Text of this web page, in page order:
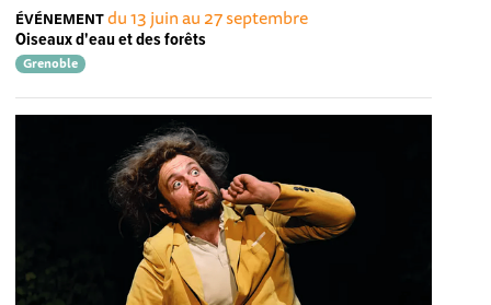
ÉVÉNEMENTdu 13 juin au 27 septembre
Oiseaux d'eau et des forêts
Grenoble